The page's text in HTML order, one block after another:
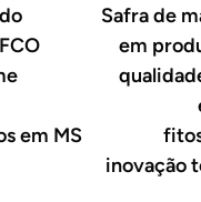
em MS
Safra de
em
inovação